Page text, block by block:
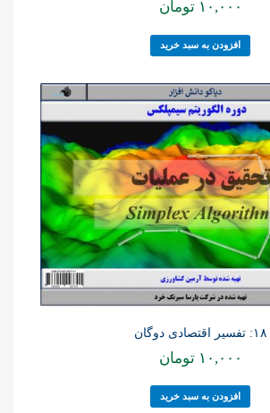
۱۰,۰۰۰ تومان
افزودن به سبد خرید
۱۸: تفسیر اقتصادی دوگان
۱۰,۰۰۰ تومان
افزودن به سبد خرید